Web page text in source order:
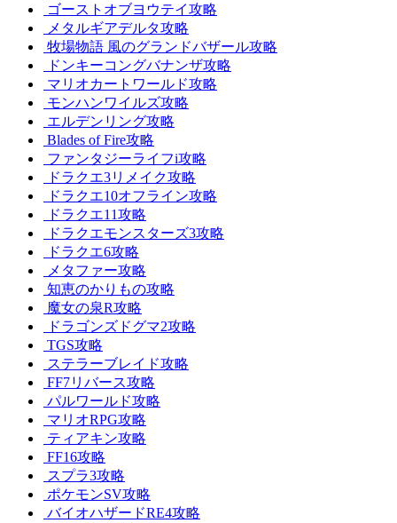
ゴーストオブヨウテイ攻略
メタルギアデルタ攻略
牧場物語 風のグランドバザール攻略
ドンキーコングバナンザ攻略
マリオカートワールド攻略
モンハンワイルズ攻略
エルデンリング攻略
Blades of Fire攻略
ファンタジーライフi攻略
ドラクエ3リメイク攻略
ドラクエ10オフライン攻略
ドラクエ11攻略
ドラクエモンスターズ3攻略
ドラクエ6攻略
メタファー攻略
知恵のかりもの攻略
魔女の泉R攻略
ドラゴンズドグマ2攻略
TGS攻略
ステラーブレイド攻略
FF7リバース攻略
パルワールド攻略
マリオRPG攻略
ティアキン攻略
FF16攻略
スプラ3攻略
ポケモンSV攻略
バイオハザードRE4攻略